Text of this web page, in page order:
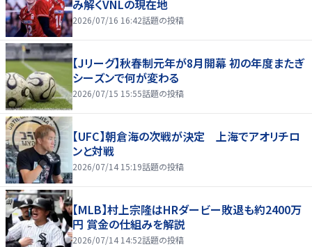
み解くVNLの現在地
2026/07/16 16:42話題の投稿
【Jリーグ】秋春制元年が8月開幕 初の年度またぎ
シーズンで何が変わる
2026/07/15 15:55話題の投稿
【UFC】朝倉海の次戦が決定 上海でアオリチロ
ンと対戦
2026/07/14 15:19話題の投稿
【MLB】村上宗隆はHRダービー敗退も約2400万
円 賞金の仕組みを解説
2026/07/14 14:52話題の投稿